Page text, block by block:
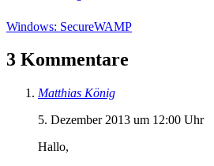
Windows: SecureWAMP
3 Kommentare
Matthias König
5. Dezember 2013 um 12:00 Uhr
Hallo,